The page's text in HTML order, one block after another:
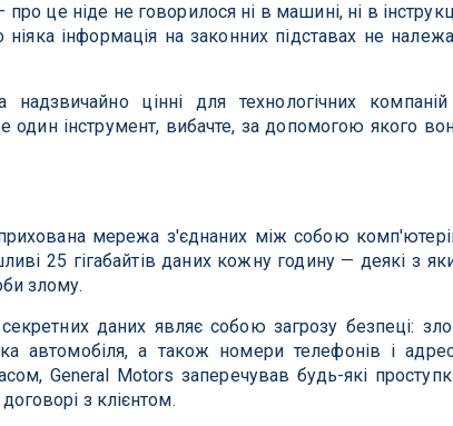
це ніде не говорилося ні в машині, ні в
інформація на законних підставах не
цінні для технологічних
один інструмент, вибачте, за допомогою якого
мережа з'єднаних між собою
25 гігабайтів даних кожну годину — деякі з
злому.
даних являє собою загрозу безпеці:
автомобіля, а також номери телефонів і
General Motors заперечував будь-які
з клієнтом.